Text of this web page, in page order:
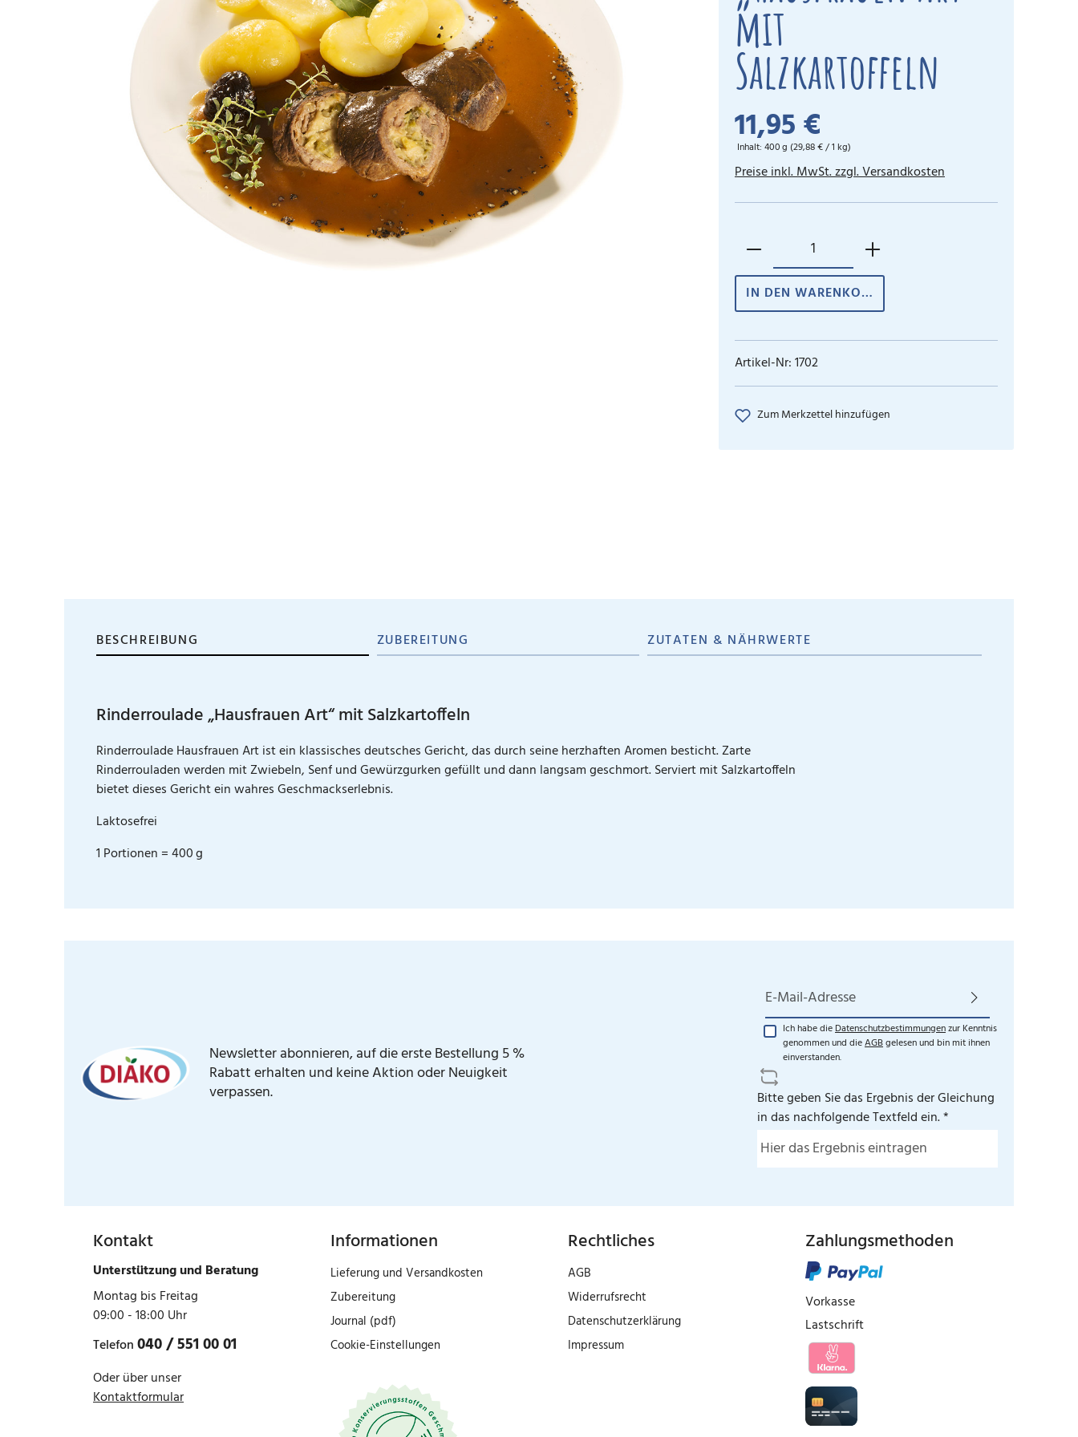
mit
Salzkartoffeln
11,95 €
Inhalt: 400 g (29,88 € / 1 kg)
Preise inkl. MwSt. zzgl. Versandkosten
IN DEN WARENKORB
Artikel-Nr:1702
Zum Merkzettel hinzufügen
BESCHREIBUNG ZUBEREITUNG ZUTATEN & NÄHRWERTE
Rinderroulade „Hausfrauen Art“ mit Salzkartoffeln
Rinderroulade Hausfrauen Art ist ein klassisches deutsches Gericht, das durch seine herzhaften Aromen besticht. Zarte
Rinderrouladen werden mit Zwiebeln, Senf und Gewürzgurken gefüllt und dann langsam geschmort. Serviert mit Salzkartoffeln
bietet dieses Gericht ein wahres Geschmackserlebnis.
Laktosefrei
1 Portionen = 400 g
Newsletter abonnieren, auf die erste Bestellung 5 %
Rabatt erhalten und keine Aktion oder Neuigkeit
verpassen.
E-Mail-Adresse*
Ich habe dieDatenschutzbestimmungenzur Kenntnis
genommen und dieAGBgelesen und bin mit ihnen
einverstanden.
Bitte geben Sie das Ergebnis der Gleichung
in das nachfolgende Textfeld ein. *
Zahlungsmethoden
Vorkasse
Lastschrift
Kontakt
Unterstützung und Beratung
Montag bis Freitag
09:00 - 18:00 Uhr
Telefon040 / 551 00 01
Oder über unser
Kontaktformular
Informationen
Lieferung und Versandkosten
Zubereitung
Journal (pdf)
Cookie-Einstellungen
Rechtliches
AGB
Widerrufsrecht
Datenschutzerklärung
Impressum